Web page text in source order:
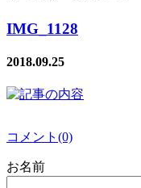
IMG_1128
2018.09.25
コメント(0)
お名前